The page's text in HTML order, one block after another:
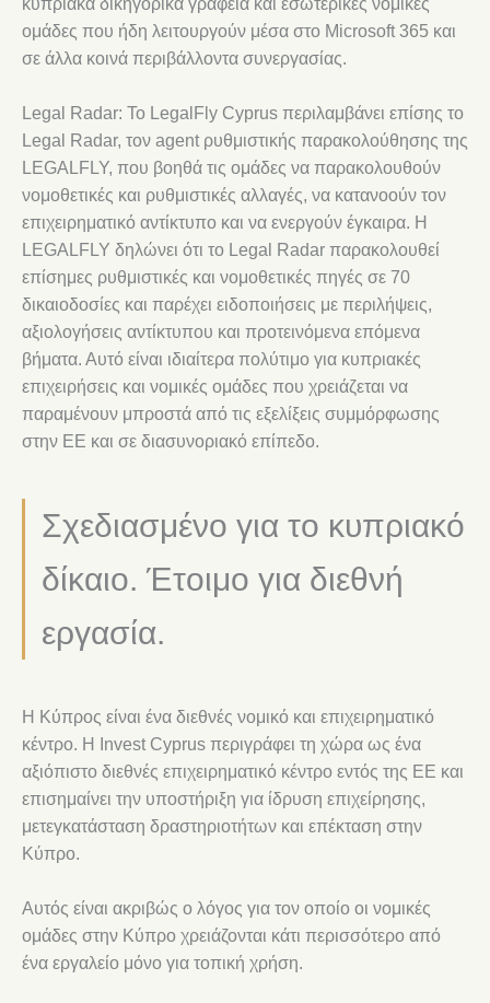
κυπριακά δικηγορικά γραφεία και εσωτερικές νομικές
ομάδες που ήδη λειτουργούν μέσα στο Microsoft 365 και
σε άλλα κοινά περιβάλλοντα συνεργασίας.
Legal Radar: Το LegalFly Cyprus περιλαμβάνει επίσης το
Legal Radar, τον agent ρυθμιστικής παρακολούθησης της
LEGALFLY, που βοηθά τις ομάδες να παρακολουθούν
νομοθετικές και ρυθμιστικές αλλαγές, να κατανοούν τον
επιχειρηματικό αντίκτυπο και να ενεργούν έγκαιρα. Η
LEGALFLY δηλώνει ότι το Legal Radar παρακολουθεί
επίσημες ρυθμιστικές και νομοθετικές πηγές σε 70
δικαιοδοσίες και παρέχει ειδοποιήσεις με περιλήψεις,
αξιολογήσεις αντίκτυπου και προτεινόμενα επόμενα
βήματα. Αυτό είναι ιδιαίτερα πολύτιμο για κυπριακές
επιχειρήσεις και νομικές ομάδες που χρειάζεται να
παραμένουν μπροστά από τις εξελίξεις συμμόρφωσης
στην ΕΕ και σε διασυνοριακό επίπεδο.
Σχεδιασμένο για το κυπριακό
δίκαιο. Έτοιμο για διεθνή
εργασία.
Η Κύπρος είναι ένα διεθνές νομικό και επιχειρηματικό
κέντρο. Η Invest Cyprus περιγράφει τη χώρα ως ένα
αξιόπιστο διεθνές επιχειρηματικό κέντρο εντός της ΕΕ και
επισημαίνει την υποστήριξη για ίδρυση επιχείρησης,
μετεγκατάσταση δραστηριοτήτων και επέκταση στην
Κύπρο.
Αυτός είναι ακριβώς ο λόγος για τον οποίο οι νομικές
ομάδες στην Κύπρο χρειάζονται κάτι περισσότερο από
ένα εργαλείο μόνο για τοπική χρήση.